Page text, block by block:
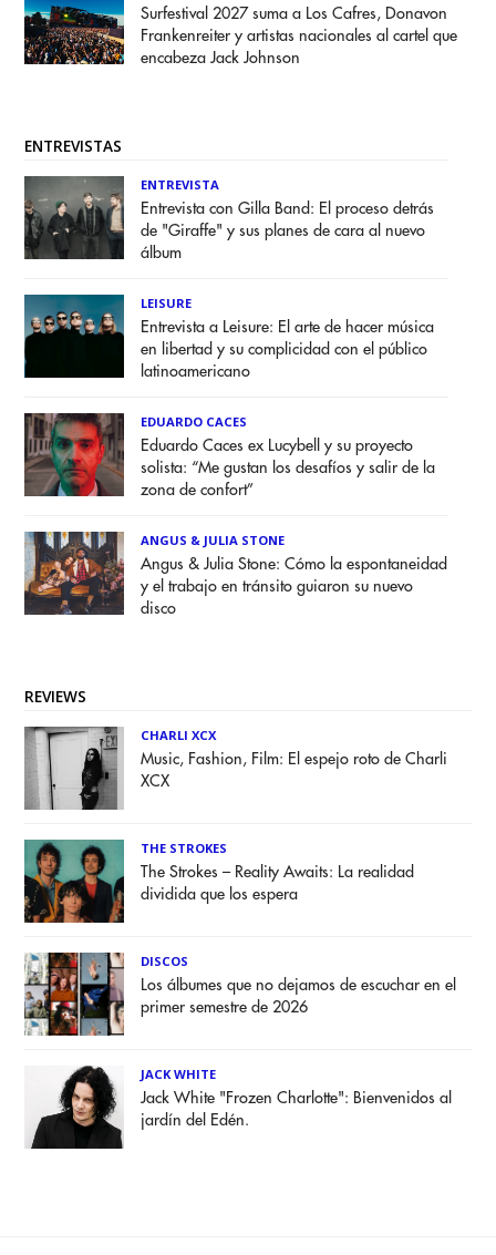
Surfestival 2027 suma a Los Cafres, Donavon
Frankenreiter y artistas nacionales al cartel que
encabeza Jack Johnson
ENTREVISTAS
ENTREVISTA
Entrevista con Gilla Band: El proceso detrás
de "Giraffe" y sus planes de cara al nuevo
álbum
LEISURE
Entrevista a Leisure: El arte de hacer música
en libertad y su complicidad con el público
latinoamericano
EDUARDO CACES
Eduardo Caces ex Lucybell y su proyecto
solista: “Me gustan los desafíos y salir de la
zona de confort”
ANGUS & JULIA STONE
Angus & Julia Stone: Cómo la espontaneidad
y el trabajo en tránsito guiaron su nuevo
disco
REVIEWS
CHARLI XCX
Music, Fashion, Film: El espejo roto de Charli
XCX
THE STROKES
The Strokes – Reality Awaits: La realidad
dividida que los espera
DISCOS
Los álbumes que no dejamos de escuchar en el
primer semestre de 2026
JACK WHITE
Jack White "Frozen Charlotte": Bienvenidos al
jardín del Edén.